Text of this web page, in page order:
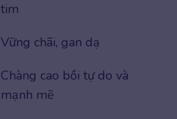
tim
Vững chãi, gan dạ
Chàng cao bồi tự do và
mạnh mẽ